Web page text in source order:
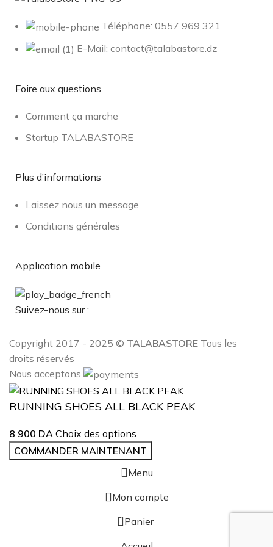
Téléphone: 0557 969 321
E-Mail: contact@talabastore.dz
Foire aux questions
Comment ça marche
Startup TALABASTORE
Plus d’informations
Laissez nous un message
Conditions générales
Application mobile
Suivez-nous sur :
Copyright 2017 - 2025 © TALABASTORE Tous les
droits réservés
Nous acceptons
RUNNING SHOES ALL BLACK PEAK
8 900 DA Choix des options
COMMANDER MAINTENANT
Menu
Mon compte
0 Panier